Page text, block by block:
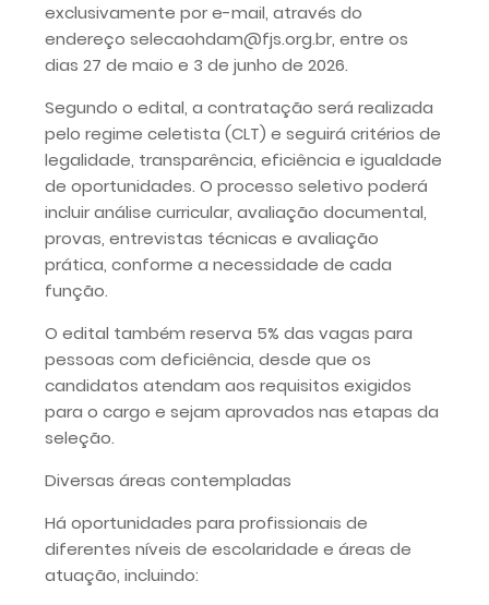
exclusivamente por e-mail, através do
endereço selecaohdam@fjs.org.br, entre os
dias 27 de maio e 3 de junho de 2026.
Segundo o edital, a contratação será realizada
pelo regime celetista (CLT) e seguirá critérios de
legalidade, transparência, eficiência e igualdade
de oportunidades. O processo seletivo poderá
incluir análise curricular, avaliação documental,
provas, entrevistas técnicas e avaliação
prática, conforme a necessidade de cada
função.
O edital também reserva 5% das vagas para
pessoas com deficiência, desde que os
candidatos atendam aos requisitos exigidos
para o cargo e sejam aprovados nas etapas da
seleção.
Diversas áreas contempladas
Há oportunidades para profissionais de
diferentes níveis de escolaridade e áreas de
atuação, incluindo: